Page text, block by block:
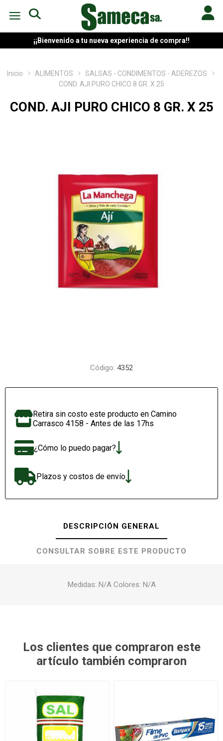
¡¡Bienvenido a tu nueva experiencia de compra!!
Inicio ALIMENTOS
SALSAS - CONDIMENTOS - ADEREZOS
COND. AJI PURO CHICO 8 GR. X 25
COND. AJI PURO CHICO 8 GR. X 25
Código: 4352
Retira sin costo este producto en Camino
Carrasco 4158 - Antes de las 17hs
¿Cómo lo puedo pagar?
Plazos y costos de envío
DESCRIPCIÓN GENERAL
CONSULTAR SOBRE ESTE PRODUCTO
Medidas: N/A Colores: N/A
Los clientes que compraron este
artículo también compraron